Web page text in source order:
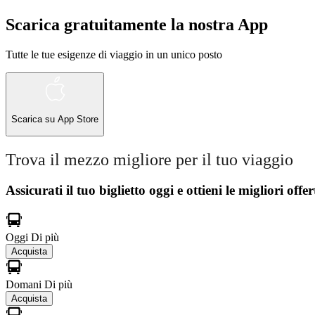
Scarica gratuitamente la nostra App
Tutte le tue esigenze di viaggio in un unico posto
Scarica su App Store
Trova il mezzo migliore per il tuo viaggio
Assicurati il ​​tuo biglietto oggi e ottieni le migliori
Oggi Di più
Acquista
Domani Di più
Acquista